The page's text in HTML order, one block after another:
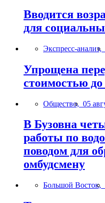
Вводится
для
Экспресс-анализ,
Упрощена
стоимостью
Общество, 05
В Бузовна
работы по
поводом для
омбудсмену
Большой Восток,